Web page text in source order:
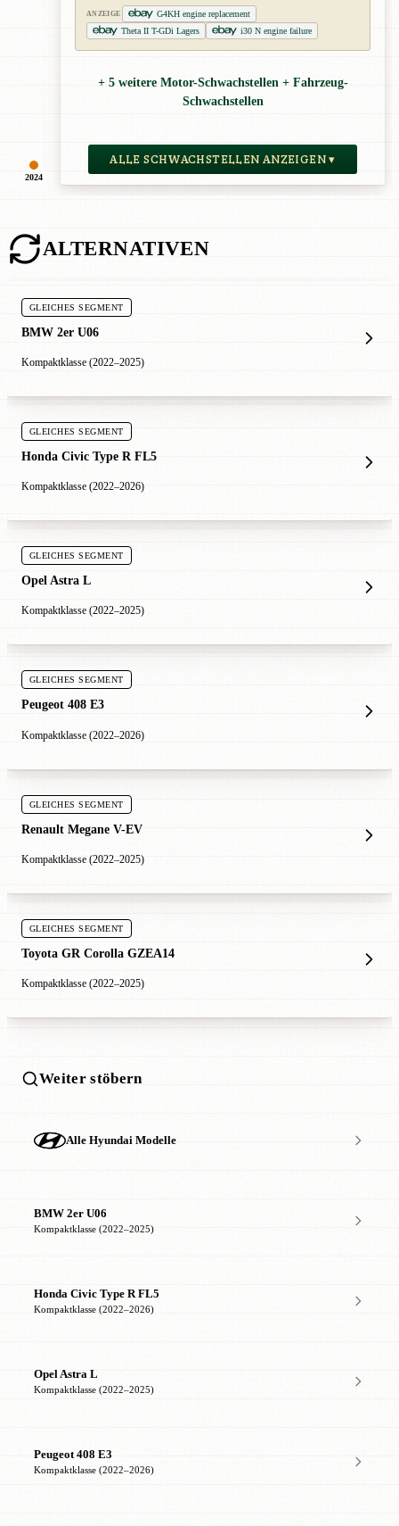
2024
ANZEIGE
G4KH engine replacement
Theta II T-GDi Lagers
i30 N engine failure
+ 5 weitere Motor-Schwachstellen + Fahrzeug-
Schwachstellen
ALLE SCHWACHSTELLEN ANZEIGEN ▾
ALTERNATIVEN
GLEICHES SEGMENT
BMW 2er U06
Kompaktklasse (2022–2025)
GLEICHES SEGMENT
Honda Civic Type R FL5
Kompaktklasse (2022–2026)
GLEICHES SEGMENT
Opel Astra L
Kompaktklasse (2022–2025)
GLEICHES SEGMENT
Peugeot 408 E3
Kompaktklasse (2022–2026)
GLEICHES SEGMENT
Renault Megane V-EV
Kompaktklasse (2022–2025)
GLEICHES SEGMENT
Toyota GR Corolla GZEA14
Kompaktklasse (2022–2025)
Weiter stöbern
Alle Hyundai Modelle
BMW 2er U06
Kompaktklasse (2022–2025)
Honda Civic Type R FL5
Kompaktklasse (2022–2026)
Opel Astra L
Kompaktklasse (2022–2025)
Peugeot 408 E3
Kompaktklasse (2022–2026)